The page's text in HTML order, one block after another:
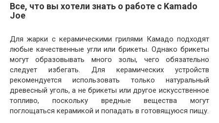
Все, что вы хотели знать о работе с Kamado
Joe
Для жарки с керамическими грилями Камадо подходят
любые качественные угли или брикеты. Однако брикеты
могут образовывать много золы, чего обязательно
следует избегать. Для керамических устройств
рекомендуется использовать только натуральный
древесный уголь, а не брикеты или другое искусственное
топливо, поскольку вредные вещества могут
поглощаться керамикой и попадать в готовящуюся пищу.